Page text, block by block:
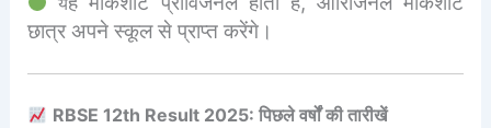
छात्र अपने स्कूल से प्राप्त करेंगे।
RBSE 12th Result 2025: पिछले वर्षों की तारीखें